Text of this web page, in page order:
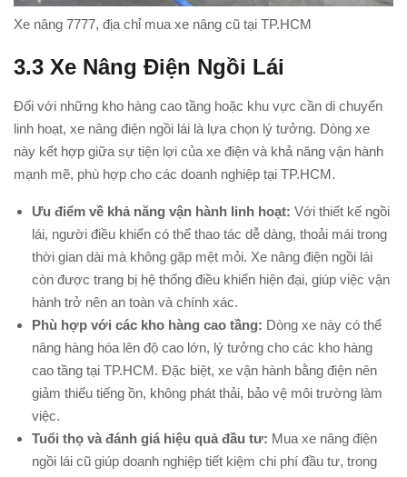
Xe nâng 7777, địa chỉ mua xe nâng cũ tại TP.HCM
3.3 Xe Nâng Điện Ngồi Lái
Đối với những kho hàng cao tầng hoặc khu vực cần di chuyển
linh hoạt, xe nâng điện ngồi lái là lựa chọn lý tưởng. Dòng xe
này kết hợp giữa sự tiện lợi của xe điện và khả năng vận hành
mạnh mẽ, phù hợp cho các doanh nghiệp tại TP.HCM.
Ưu điểm về khả năng vận hành linh hoạt: Với thiết kế ngồi
lái, người điều khiển có thể thao tác dễ dàng, thoải mái trong
thời gian dài mà không gặp mệt mỏi. Xe nâng điện ngồi lái
còn được trang bị hệ thống điều khiển hiện đại, giúp việc vận
hành trở nên an toàn và chính xác.
Phù hợp với các kho hàng cao tầng: Dòng xe này có thể
nâng hàng hóa lên độ cao lớn, lý tưởng cho các kho hàng
cao tầng tại TP.HCM. Đặc biệt, xe vận hành bằng điện nên
giảm thiểu tiếng ồn, không phát thải, bảo vệ môi trường làm
việc.
Tuổi thọ và đánh giá hiệu quả đầu tư: Mua xe nâng điện
ngồi lái cũ giúp doanh nghiệp tiết kiệm chi phí đầu tư, trong